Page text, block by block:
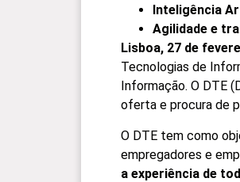
Inteligência
Agilidade e
Lisboa, 27 de
Tecnologias de
Informação. O DTE
oferta e procura de
O DTE tem como
empregadores e
a experiência de